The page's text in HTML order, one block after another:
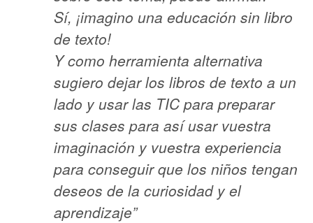
Sí, ¡imagino una educación sin libro
de texto!
Y como herramienta alternativa
sugiero dejar los libros de texto a un
lado y usar las TIC para preparar
sus clases para así usar vuestra
imaginación y vuestra experiencia
para conseguir que los niños tengan
deseos de la curiosidad y el
aprendizaje”